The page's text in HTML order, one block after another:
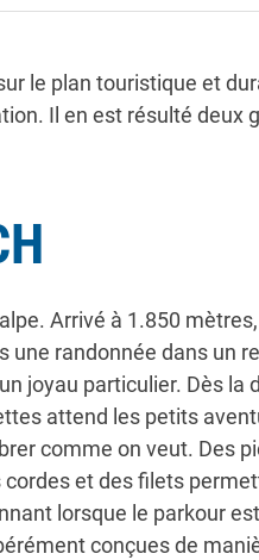
le plan touristique et
Il en est résulté deux
Arrivé à 1.850
une randonnée dans un
joyau particulier. Dès la
attend les petits
comme on veut. Des
cordes et des filets
lorsque le parkour
conçues de